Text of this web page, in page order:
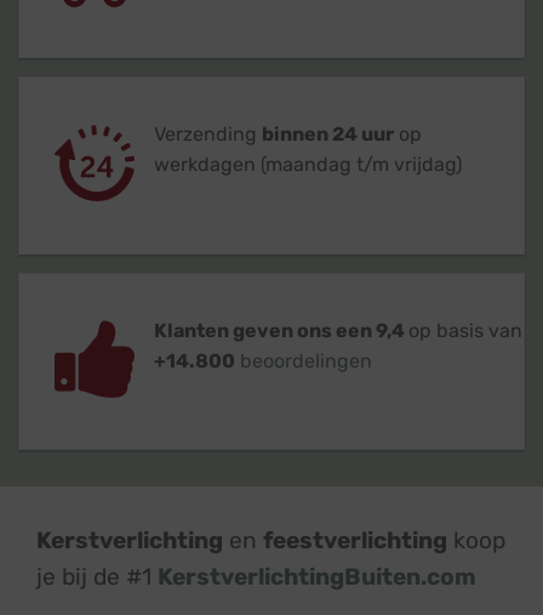
Verzending binnen 24 uur op
werkdagen (maandag t/m vrijdag)
Klanten geven ons een 9,4 op basis van
+14.800 beoordelingen
Kerstverlichting en feestverlichting koop
je bij de #1 KerstverlichtingBuiten.com